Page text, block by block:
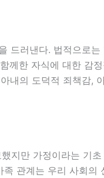
드러낸다. 법적으로
께한 자식에 대한 감
내의 도덕적 죄책감,
지만 가정이라는 기
관계는 우리 사회의